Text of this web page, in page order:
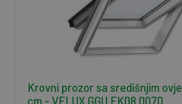
Krovni prozor sa središnjim
cm - VELUX GGU FK08 0070